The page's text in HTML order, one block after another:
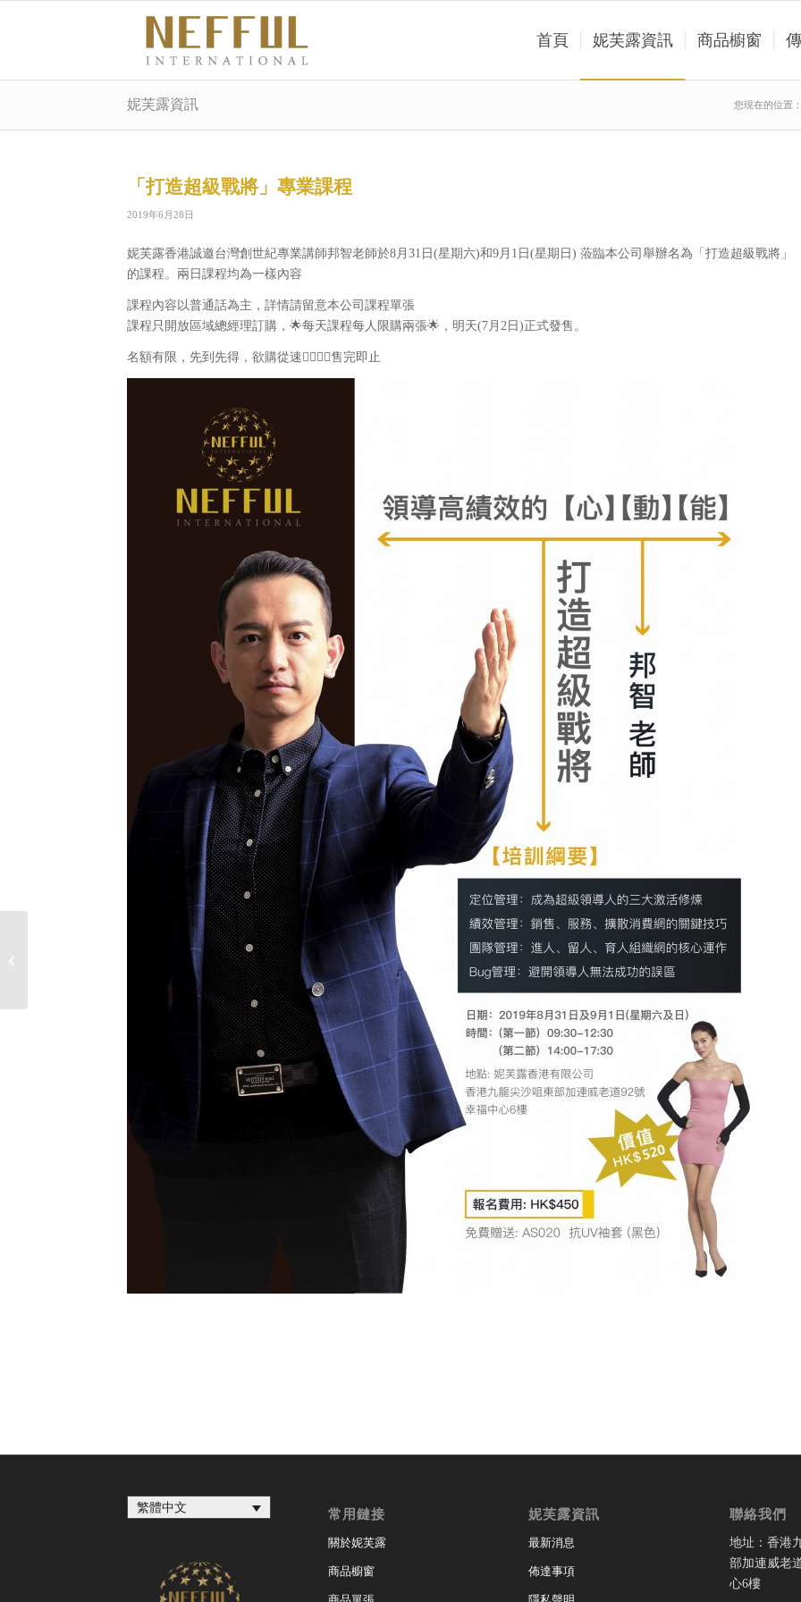
首頁 妮芙露資訊 商品櫥窗
妮芙露資訊 您現在的位置
「打造超級戰將」專業課程
2019年6月28日
妮芙露香港誠邀台灣創世紀專業講師邦智老師於8月31日(星期六)和9月1日(星期日) 蒞臨本公司舉辦名為「打造超級戰將」
的課程。兩日課程均為一樣內容
課程內容以普通話為主，詳情請留意本公司課程單張
課程只開放區域總經理訂購，🌟每天課程每人限購兩張🌟，明天(7月2日)正式發售。
名額有限，先到先得，欲購從速🏃‍♀️🏃‍♂️售完即止
繁體中文 常用鏈接
關於妮芙露
商品櫥窗
妮芙露資訊
最新消息
佈達事項
聯絡我們
地址：香港
部加連威老
心6樓